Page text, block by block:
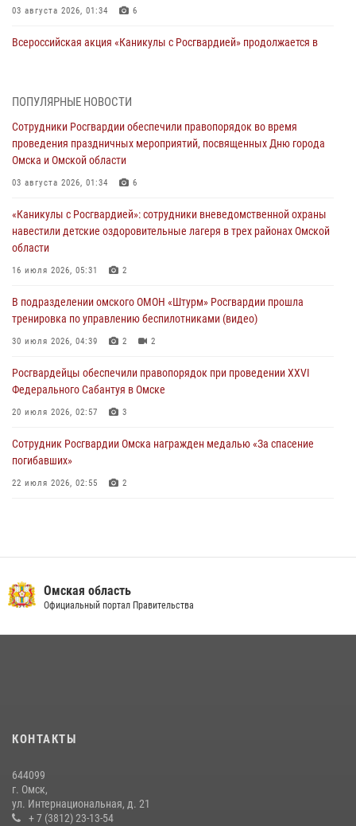
03 августа 2026, 01:34 6
Всероссийская акция «Каникулы с Росгвардией» продолжается в
тренировка по управлению беспилотниками (видео)
30 июля 2026, 04:39 2
Росгвардия обеспечила безопасность уникального передвижного
29 июля 2026, 01:49
Росгвардейцы приняли участие в крестном ходе в День крещения
Руси в Омске
При содействии спецназа Росгвардии пресечены нарушения
миграционного законодательства в Омске (видео)
ПОПУЛЯРНЫЕ НОВОСТИ
Сотрудники Росгвардии обеспечили правопорядок во время
проведения праздничных мероприятий, посвященных Дню города
Омска и Омской области
03 августа 2026, 01:34 6
«Каникулы с Росгвардией»: сотрудники вневедомственной охраны
навестили детские оздоровительные лагеря в трех районах Омской
области
16 июля 2026, 05:31 2
В подразделении омского ОМОН «Штурм» Росгвардии прошла
тренировка по управлению беспилотниками (видео)
30 июля 2026, 04:39 2 2
Росгвардейцы обеcпечили правопорядок при проведении XXVI
Федерального Сабантуя в Омске
20 июля 2026, 02:57 3
Сотрудник Росгвардии Омска награжден медалью «За спасение
погибавших»
22 июля 2026, 02:55 2
Росгвардия обеспечила безопасность уникального передвижного
музея «Поезд Победы» в Омске
пилотирования БПЛА в Омске
Росгвардия подвела итоги добровольной сдачи оружия в Омской
области
Омская область
Официальный портал Правительства
КОНТАКТЫ
644099
г. Омск,
ул. Интернациональная, д. 21
+ 7 (3812) 23-13-54